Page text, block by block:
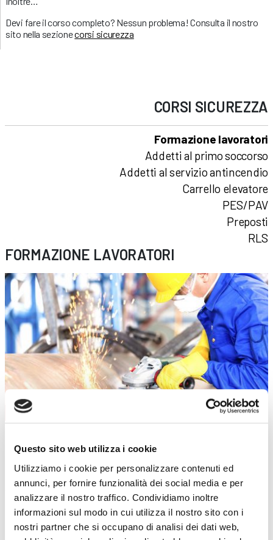
Questo sito web utilizza i cookie
Utilizziamo i cookie per personalizzare contenuti ed
annunci, per fornire funzionalità dei social media e per
analizzare il nostro traffico. Condividiamo inoltre
informazioni sul modo in cui utilizza il nostro sito con i
nostri partner che si occupano di analisi dei dati web,
Devi fare il corso completo? Nessun problema! Consulta il nostro
sito nella sezionecorsi sicurezza
CORSI SICUREZZA
Formazione lavoratori
Addetti al primo soccorso
Addetti al servizio antincendio
Carrello elevatore
PES/PAV
Preposti
RLS
FORMAZIONE LAVORATORI
AGGIORNAMENTO
CONTENUTI CORSO
durata
sede
prezzo
6 ore
€ 140
DETTAGLI E ISCRIZIONE
data
durata
prezzo
01/12/2026
6 ore
€ 140